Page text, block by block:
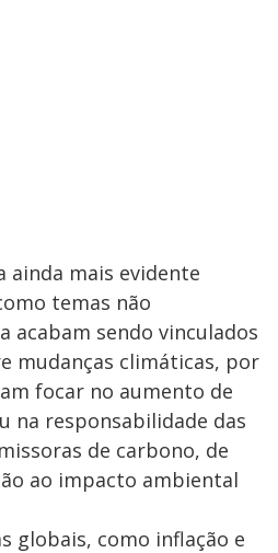
ainda mais evidente
temas não
acabam sendo vinculados
mudanças climáticas, por
focar no aumento de
na responsabilidade das
de carbono, de
ao impacto ambiental
globais, como inflação e